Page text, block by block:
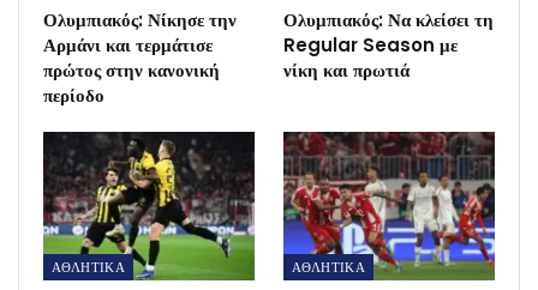
Ολυμπιακός: Νίκησε την
Αρμάνι και τερμάτισε
πρώτος στην κανονική
περίοδο
Ολυμπιακός: Να κλείσει τη
Regular Season με
νίκη και πρωτιά
ΑΘΛΗΤΙΚΑ ΑΘΛΗΤΙΚΑ